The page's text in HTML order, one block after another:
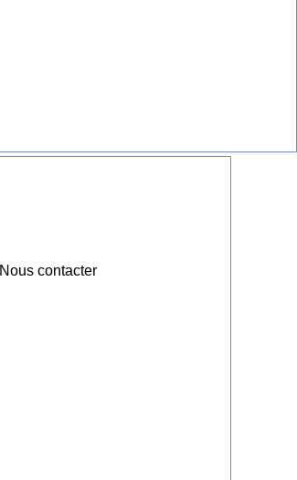
Nous contacter